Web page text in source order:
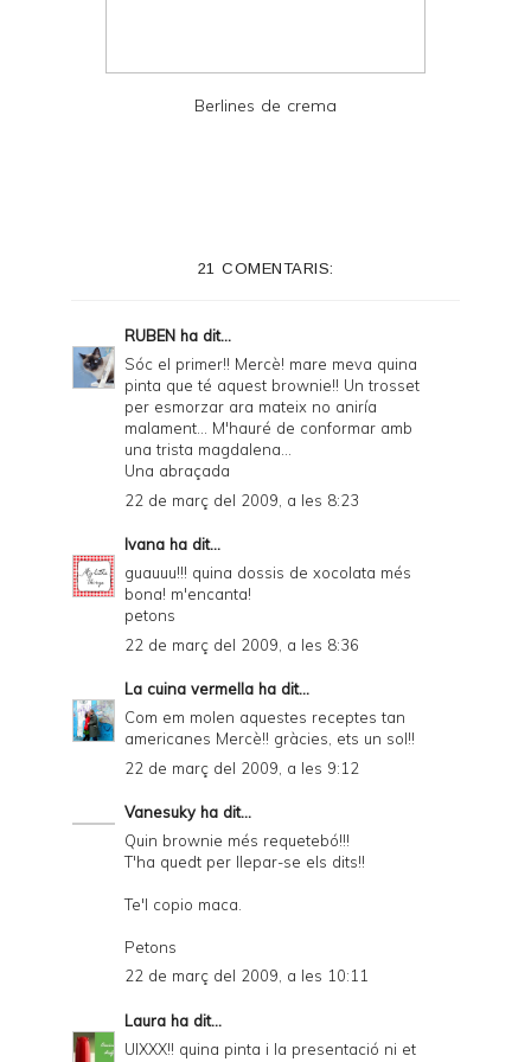
Berlines de crema
21 COMENTARIS:
RUBEN ha dit...
Sóc el primer!! Mercè! mare meva quina
pinta que té aquest brownie!! Un trosset
per esmorzar ara mateix no aniría
malament... M'hauré de conformar amb
una trista magdalena...
Una abraçada
22 de març del 2009, a les 8:23
Ivana ha dit...
guauuu!!! quina dossis de xocolata més
bona! m'encanta!
petons
22 de març del 2009, a les 8:36
La cuina vermella ha dit...
Com em molen aquestes receptes tan
americanes Mercè!! gràcies, ets un sol!!
22 de març del 2009, a les 9:12
Vanesukyha dit...
Quin brownie més requetebó!!!
T'ha quedt per llepar-se els dits!!
Te'l copio maca.
Petons
22 de març del 2009, a les 10:11
Laura ha dit...
UIXXX!! quina pinta i la presentació ni et